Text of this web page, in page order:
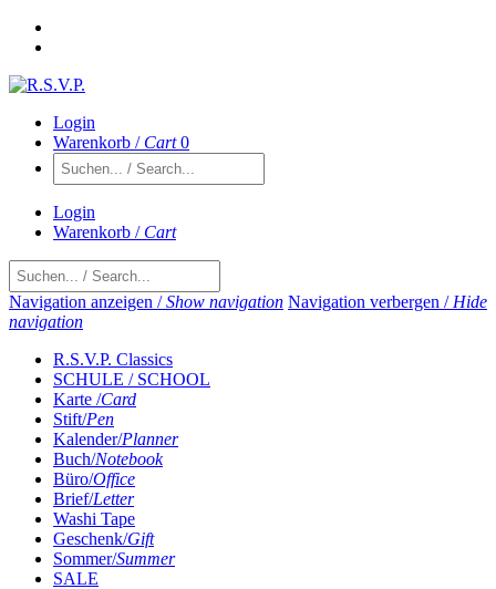
Login
Warenkorb / Cart 0
Login
Warenkorb / Cart
Navigation anzeigen /Show navigation Navigation verbergen / Hide
navigation
R.S.V.P. Classics
SCHULE / SCHOOL
Karte /Card
Stift/Pen
Kalender/Planner
Buch/Notebook
Büro/Office
Brief/Letter
Washi Tape
Geschenk/Gift
Sommer/Summer
SALE